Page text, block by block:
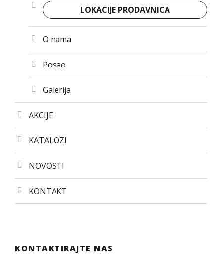
LOKACIJE PRODAVNICA
O nama
Posao
Galerija
AKCIJE
KATALOZI
NOVOSTI
KONTAKT
KONTAKTIRAJTE NAS